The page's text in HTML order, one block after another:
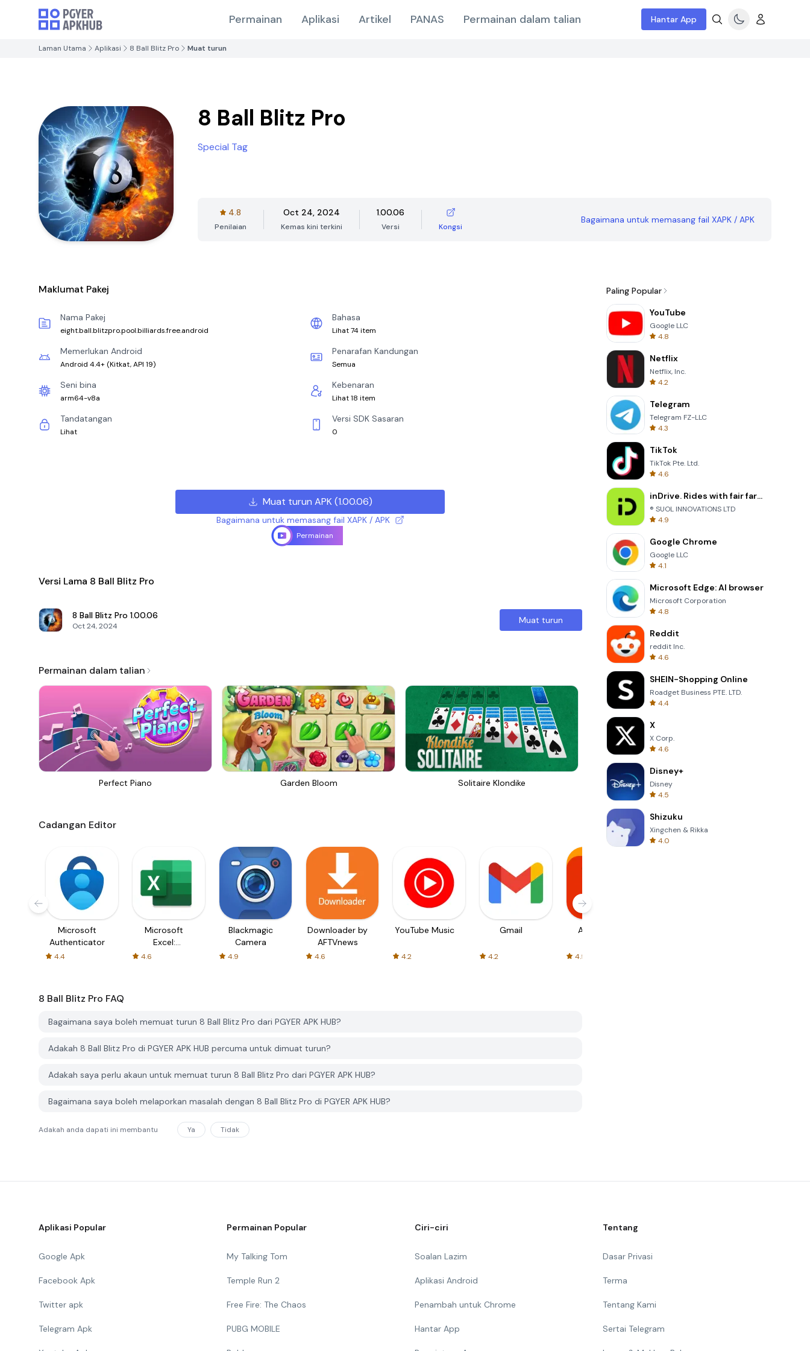
Permainan Aplikasi Artikel PANAS Permainan dalam talian Hantar App
Laman Utama Aplikasi 8 Ball Blitz Pro Muat turun
8 Ball Blitz Pro
Special Tag
4.8
Penilaian
Oct 24, 2024
Kemas kini terkini
1.00.06
Versi Kongsi
Bagaimana untuk memasang fail XAPK / APK
Maklumat Pakej
Nama Pakej
eight.ball.blitzpro.pool.billiards.free.android
Bahasa
Lihat 74 item
Memerlukan Android
Android 4.4+ (Kitkat, API 19)
Penarafan Kandungan
Semua
Seni bina
arm64-v8a
Kebenaran
Lihat 18 item
Tandatangan
Lihat
Versi SDK Sasaran
0
Muat turun APK(1.00.06)
Bagaimana untuk memasang fail XAPK / APK
Permainan
Versi Lama 8 Ball Blitz Pro
8 Ball Blitz Pro 1.00.06
Oct 24, 2024
Muat turun
Permainan dalam talian
Perfect Piano Garden Bloom Solitaire Klondike 8 Ball Billiards Classic
Cadangan Editor
Microsoft
Authenticator
4.4
Microsoft
Excel:
Spreadsheets
4.6
Blackmagic
Camera
4.9
Downloader by
AFTVnews
4.6
YouTube Music
4.2
Gmail
4.2
AliExpress
4.5
8 Ball Blitz Pro FAQ
Bagaimana saya boleh memuat turun 8 Ball Blitz Pro dari PGYER APK HUB?
Adakah 8 Ball Blitz Pro di PGYER APK HUB percuma untuk dimuat turun?
Adakah saya perlu akaun untuk memuat turun 8 Ball Blitz Pro dari PGYER APK HUB?
Bagaimana saya boleh melaporkan masalah dengan 8 Ball Blitz Pro di PGYER APK HUB?
Adakah anda dapati ini membantu Ya Tidak
Paling Popular
YouTube
Google LLC
4.8
Netflix
Netflix, Inc.
4.2
Telegram
Telegram FZ-LLC
4.3
TikTok
TikTok Pte. Ltd.
4.6
inDrive. Rides with fair fares
® SUOL INNOVATIONS LTD
4.9
Google Chrome
Google LLC
4.1
Microsoft Edge: AI browser
Microsoft Corporation
4.8
Reddit
reddit Inc.
4.6
SHEIN-Shopping Online
Roadget Business PTE. LTD.
4.4
X
X Corp.
4.6
Disney+
Disney
4.5
Shizuku
Xingchen & Rikka
4.0
Aplikasi Popular
Google Apk
Facebook Apk
Twitter apk
Telegram Apk
Permainan Popular
My Talking Tom
Temple Run 2
Free Fire: The Chaos
PUBG MOBILE
Ciri-ciri
Soalan Lazim
Aplikasi Android
Penambah untuk Chrome
Hantar App
Tentang
Dasar Privasi
Terma
Tentang Kami
Sertai Telegram